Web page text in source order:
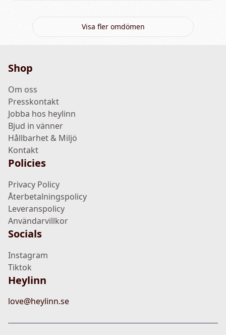
Visa fler omdömen
Shop
Om oss
Presskontakt
Jobba hos heylinn
Bjud in vänner
Hållbarhet & Miljö
Kontakt
Policies
Privacy Policy
Återbetalningspolicy
Leveranspolicy
Användarvillkor
Socials
Instagram
Tiktok
Heylinn
love@heylinn.se